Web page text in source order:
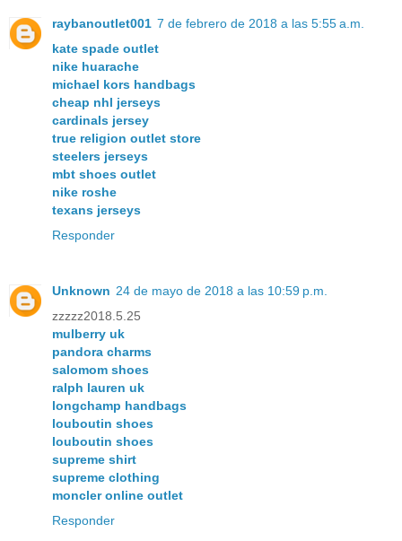
raybanoutlet001 7 de febrero de 2018 a las 5:55 a.m.
kate spade outlet
nike huarache
michael kors handbags
cheap nhl jerseys
cardinals jersey
true religion outlet store
steelers jerseys
mbt shoes outlet
nike roshe
texans jerseys
Responder
Unknown 24 de mayo de 2018 a las 10:59 p.m.
zzzzz2018.5.25
mulberry uk
pandora charms
salomom shoes
ralph lauren uk
longchamp handbags
louboutin shoes
louboutin shoes
supreme shirt
supreme clothing
moncler online outlet
Responder